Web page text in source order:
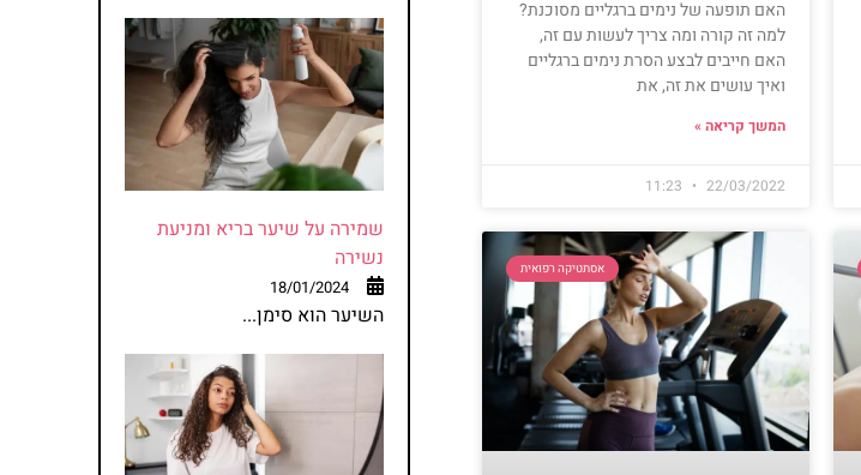
האם תופעה של נימים ברגליים מסוכנת?
למה זה קורה ומה צריך לעשות עם זה,
האם חייבים לבצע הסרת נימים ברגליים
ואיך עושים את זה, את
המשך קריאה »
22/03/2022
אסתטיקה רפואית
שמירה על שיער בריא ומניעת
נשירה
18/01/2024
השיער הוא סימן...